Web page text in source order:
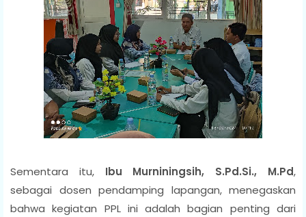
Sementara itu, Ibu Murniningsih, S.Pd.Si., M.Pd,
sebagai dosen pendamping lapangan, menegaskan
bahwa kegiatan PPL ini adalah bagian penting dari